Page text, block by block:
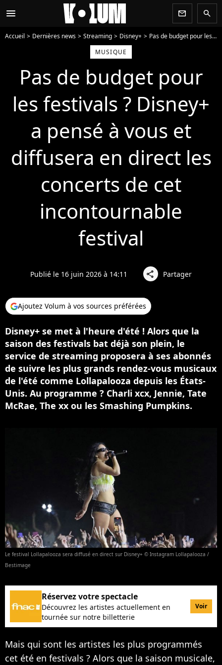
menu newsletter search
Accueil Dernières news Streaming Disney+
Pas de budget pour les festivals ? Disney+ a pensé à vous et diffusera en direct les concerts de cet incontournable festival
MUSIQUE
Pas de budget pour
les festivals ? Disney+
a pensé à vous et
diffusera en direct les
concerts de cet
incontournable
festival
Publié le 16 juin 2026 à 14:11 share Partager
Ajoutez Volum à vos sources préférées
Disney+ se met à l'heure d'été ! Alors que la
saison des festivals bat déjà son plein, le
service de streaming proposera à ses abonnés
de suivre les plus grands rendez-vous musicaux
de l'été comme Lollapalooza depuis les États-
Unis. Au programme ? Charli xcx, Jennie, Tate
McRae, The xx ou les Smashing Pumpkins.
Le festival Lollapalooza sera diffusé en direct sur Disney+ © Instagram Lollapalooza /
Bestimage
Réservez votre spectacle
Découvrez les artistes actuellement en
tournée sur notre billetterie
Voir
Mais qui sont les artistes les plus programmés
cet été en festivals ? Alors que la saison musicale,